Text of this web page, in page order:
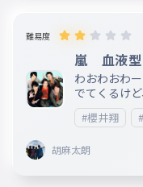
難易度
嵐 血液型
わおわおわーお
でてくるけ
#櫻井翔
胡麻太朗